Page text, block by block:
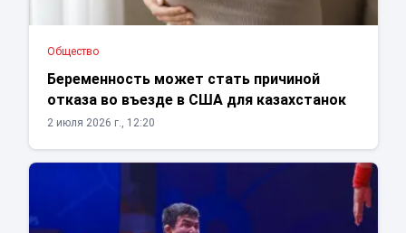
Общество
Беременность может стать причиной
отказа во въезде в США для казахстанок
2 июля 2026 г., 12:20